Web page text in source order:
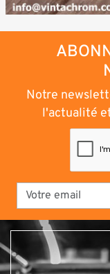
Notre
l'actualité